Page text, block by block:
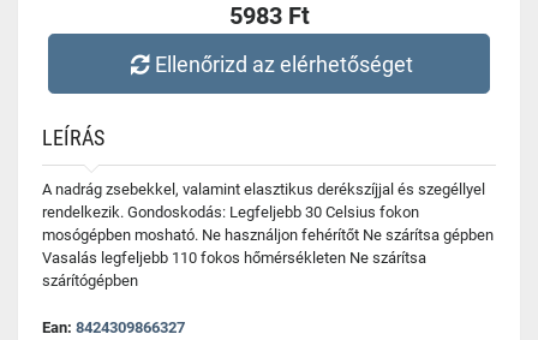
5983 Ft
Ellenőrizd az elérhetőséget
LEÍRÁS
A nadrág zsebekkel, valamint elasztikus derékszíjjal és szegéllyel
rendelkezik. Gondoskodás: Legfeljebb 30 Celsius fokon
mosógépben mosható. Ne használjon fehérítőt Ne szárítsa gépben
Vasalás legfeljebb 110 fokos hőmérsékleten Ne szárítsa
szárítógépben
Ean: 8424309866327